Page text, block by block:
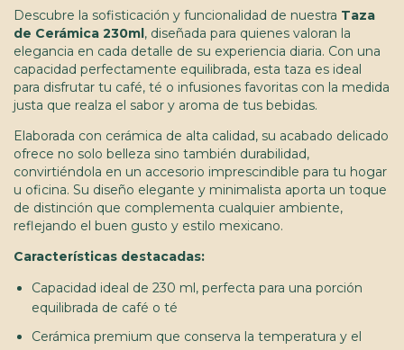
Descubre la sofisticación y funcionalidad de nuestra Taza
de Cerámica 230ml, diseñada para quienes valoran la
elegancia en cada detalle de su experiencia diaria. Con una
capacidad perfectamente equilibrada, esta taza es ideal
para disfrutar tu café, té o infusiones favoritas con la medida
justa que realza el sabor y aroma de tus bebidas.
Elaborada con cerámica de alta calidad, su acabado delicado
ofrece no solo belleza sino también durabilidad,
convirtiéndola en un accesorio imprescindible para tu hogar
u oficina. Su diseño elegante y minimalista aporta un toque
de distinción que complementa cualquier ambiente,
reflejando el buen gusto y estilo mexicano.
Características destacadas:
Capacidad ideal de 230 ml, perfecta para una porción
equilibrada de café o té
Cerámica premium que conserva la temperatura y el